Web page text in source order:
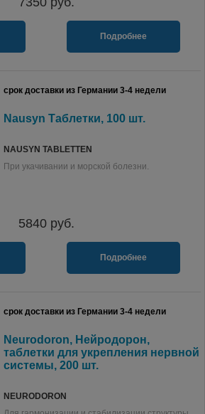
Подробнее
срок доставки из Германии 3-4 недели
Nausyn Таблетки, 100 шт.
NAUSYN TABLETTEN
При укачивании и морской болезни.
5840руб.
Подробнее
срок доставки из Германии 3-4 недели
Neurodoron, Нейродорон,
таблетки для укрепления нервной
системы, 200 шт.
NEURODORON